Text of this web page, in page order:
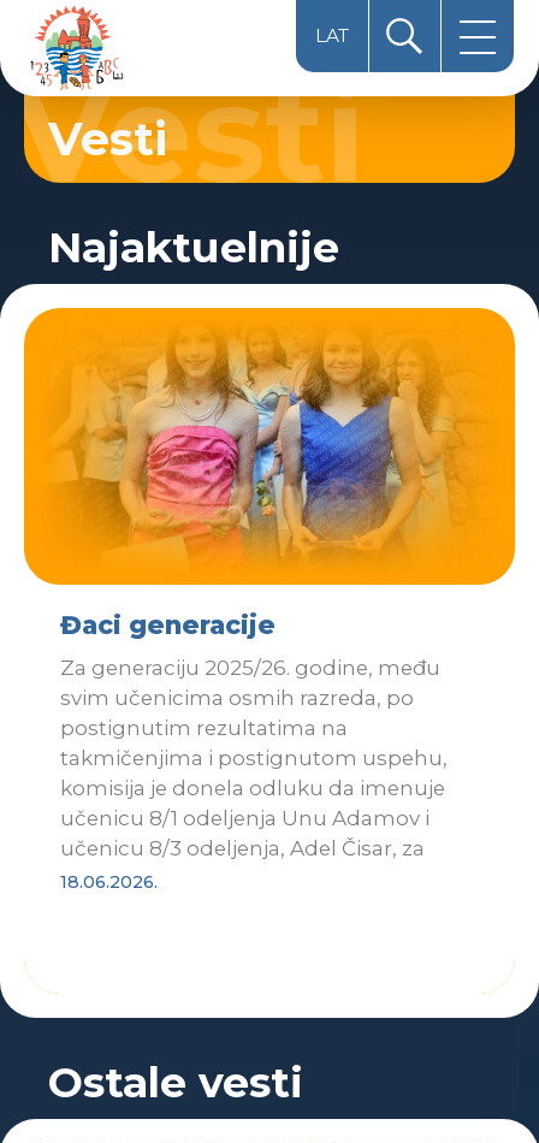
LAT
HUN
ЋИР
Vesti
Najaktuelnije
Đaci generacije
Za generaciju 2025/26. godine, među
svim učenicima osmih razreda, po
postignutim rezultatima na
takmičenjima i postignutom uspehu,
komisija je donela odluku da imenuje
učenicu 8/1 odeljenja Unu Adamov i
učenicu 8/3 odeljenja, Adel Čisar, za
18.06.2026.
Ostale vesti